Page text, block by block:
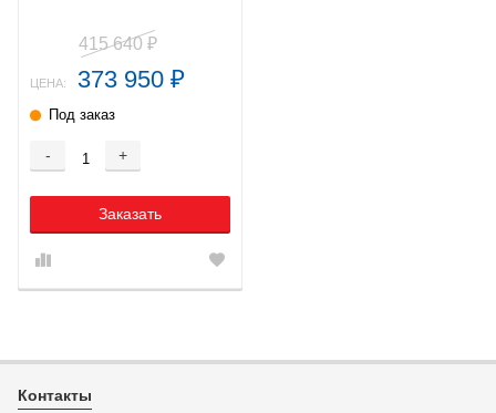
415 640 ₽
ЦЕНА: 373 950 ₽
Под заказ
- +
Заказать
Контакты